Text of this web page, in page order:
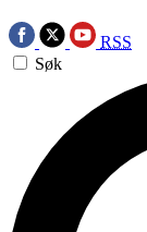
RSS
Søk